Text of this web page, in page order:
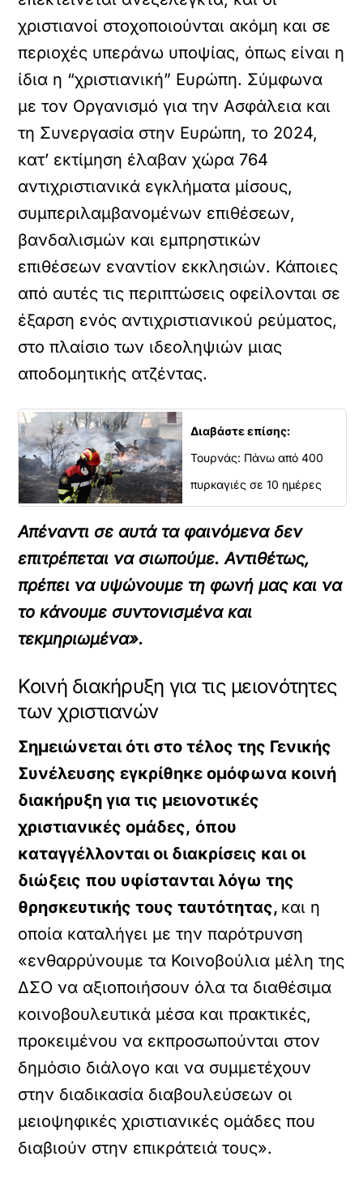
χριστιανοί στοχοποιούνται ακόμη και σε
περιοχές υπεράνω υποψίας, όπως είναι η
ίδια η “χριστιανική” Ευρώπη. Σύμφωνα
με τον Οργανισμό για την Ασφάλεια και
τη Συνεργασία στην Ευρώπη, το 2024,
κατ’ εκτίμηση έλαβαν χώρα 764
αντιχριστιανικά εγκλήματα μίσους,
συμπεριλαμβανομένων επιθέσεων,
βανδαλισμών και εμπρηστικών
επιθέσεων εναντίον εκκλησιών. Κάποιες
από αυτές τις περιπτώσεις οφείλονται σε
έξαρση ενός αντιχριστιανικού ρεύματος,
στο πλαίσιο των ιδεοληψιών μιας
αποδομητικής ατζέντας.
Διαβάστε επίσης:
Τουρνάς: Πάνω από 400
πυρκαγιές σε 10 ημέρες
Απέναντι σε αυτά τα φαινόμενα δεν
επιτρέπεται να σιωπούμε. Αντιθέτως,
πρέπει να υψώνουμε τη φωνή μας και να
το κάνουμε συντονισμένα και
τεκμηριωμένα».
Κοινή διακήρυξη για τις μειονότητες
των χριστιανών
Σημειώνεται ότι στο τέλος της Γενικής
Συνέλευσης εγκρίθηκε ομόφωνα κοινή
διακήρυξη για τις μειονοτικές
χριστιανικές ομάδες, όπου
καταγγέλλονται οι διακρίσεις και οι
διώξεις που υφίστανται λόγω της
θρησκευτικής τους ταυτότητας, και η
οποία καταλήγει με την παρότρυνση
«ενθαρρύνουμε τα Κοινοβούλια μέλη της
ΔΣΟ να αξιοποιήσουν όλα τα διαθέσιμα
κοινοβουλευτικά μέσα και πρακτικές,
προκειμένου να εκπροσωπούνται στον
δημόσιο διάλογο και να συμμετέχουν
στην διαδικασία διαβουλεύσεων οι
μειοψηφικές χριστιανικές ομάδες που
διαβιούν στην επικράτειά τους».